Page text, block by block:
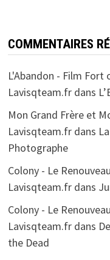
COMMENTAIRES
L'Abandon - Film Fort
Lavisqteam.frdans
Mon Grand Frère et
Lavisqteam.frdans
Photographe
Colony - Le
Lavisqteam.frdans
Colony - Le
Lavisqteam.frdans
the Dead